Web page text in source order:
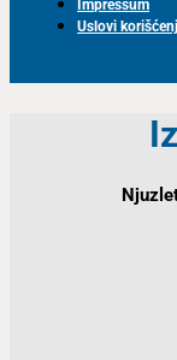
Impressum
Uslovi